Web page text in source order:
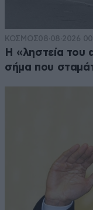
ΚΟΣΜΟΣ08·08·2026
Η «ληστεία του
σήμα που